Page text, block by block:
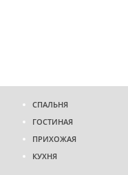
СПАЛЬНЯ
ГОСТИНАЯ
ПРИХОЖАЯ
КУХНЯ